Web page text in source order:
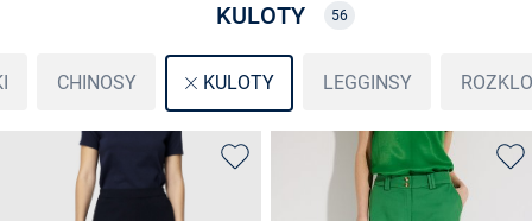
KULOTY 56
CHINOSY KULOTY LEGGINSY